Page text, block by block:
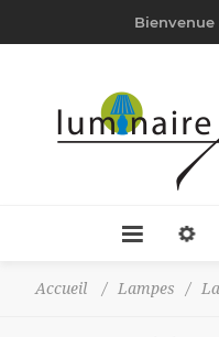
Accueil / Lampes /